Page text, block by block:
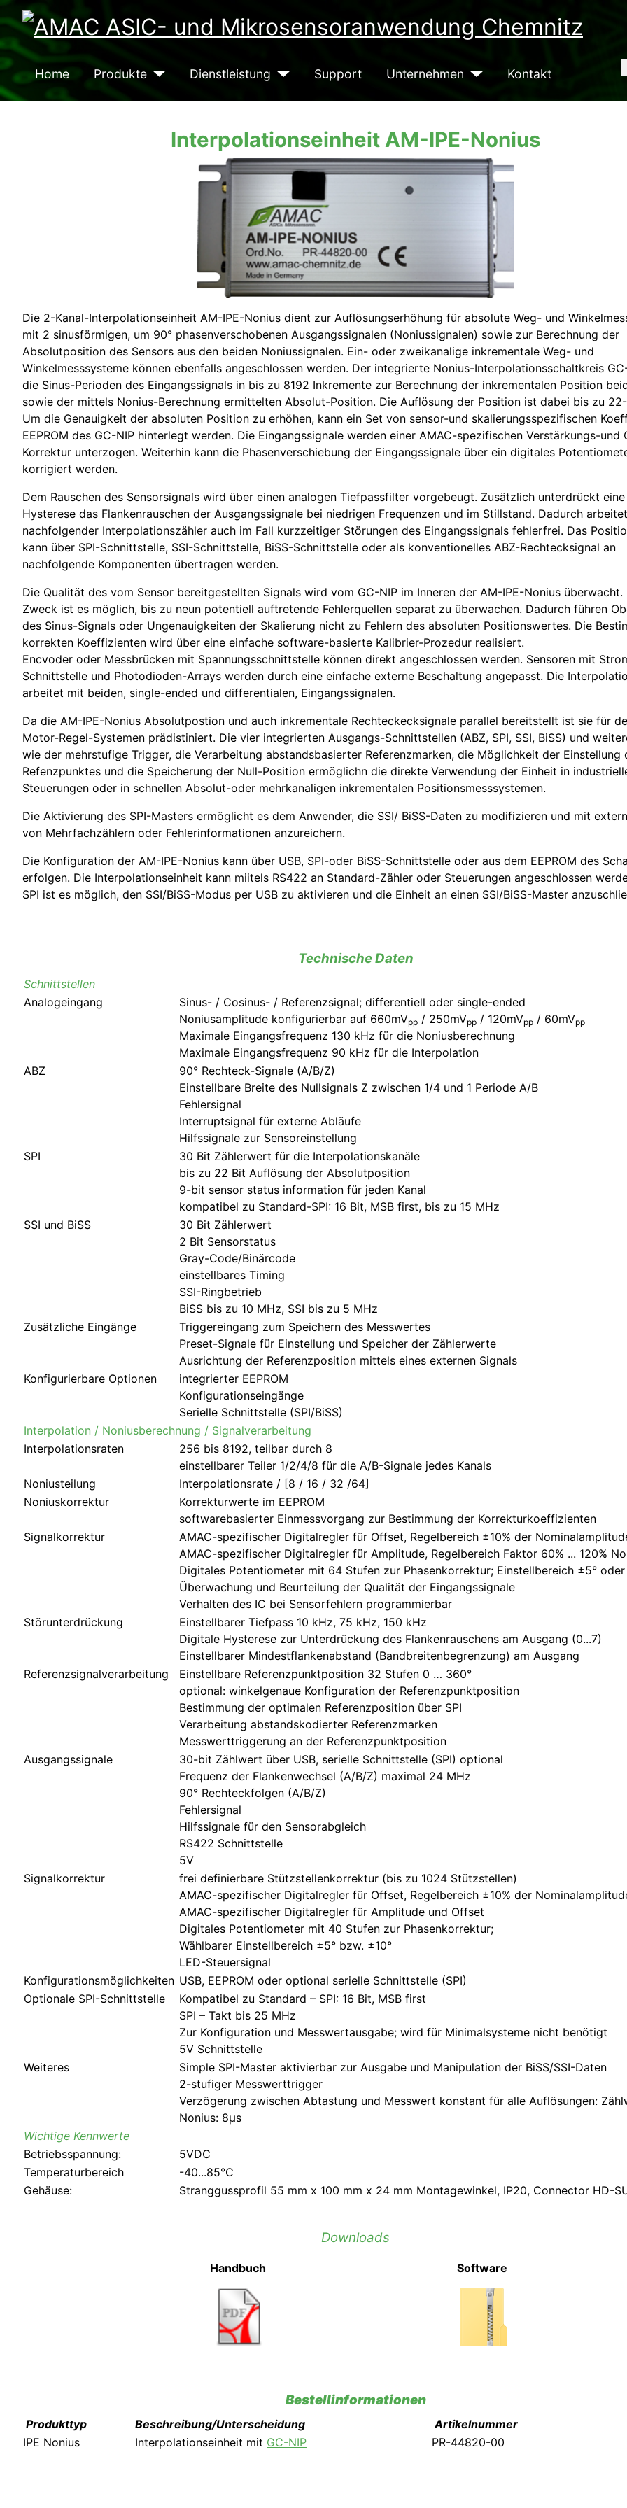
Home Produkte Dienstleistung Support Unternehmen Kontakt
Interpolationseinheit AM-IPE-Nonius
Die 2-Kanal-Interpolationseinheit AM-IPE-Nonius dient zur Auflösungserhöhung für absolute Weg- und
mit 2 sinusförmigen, um 90° phasenverschobenen Ausgangssignalen (Noniussignalen) sowie zur Berechnung der
Absolutposition des Sensors aus den beiden Noniussignalen. Ein- oder zweikanalige inkrementale Weg- und
Winkelmesssysteme können ebenfalls angeschlossen werden. Der integrierte Nonius-Interpolationsschaltkreis
die Sinus-Perioden des Eingangssignals in bis zu 8192 Inkremente zur Berechnung der inkrementalen Position
sowie der mittels Nonius-Berechnung ermittelten Absolut-Position. Die Auflösung der Position ist dabei bis zu
Um die Genauigkeit der absoluten Position zu erhöhen, kann ein Set von sensor-und skalierungsspezifischen
EEPROM des GC-NIP hinterlegt werden. Die Eingangssignale werden einer AMAC-spezifischen Verstärkungs-und
Korrektur unterzogen. Weiterhin kann die Phasenverschiebung der Eingangssignale über ein digitales
korrigiert werden.
Dem Rauschen des Sensorsignals wird über einen analogen Tiefpassfilter vorgebeugt. Zusätzlich unterdrückt
Hysterese das Flankenrauschen der Ausgangssignale bei niedrigen Frequenzen und im Stillstand. Dadurch
nachfolgender Interpolationszähler auch im Fall kurzzeitiger Störungen des Eingangssignals fehlerfrei. Das
kann über SPI-Schnittstelle, SSI-Schnittstelle, BiSS-Schnittstelle oder als konventionelles ABZ-Rechtecksignal an
nachfolgende Komponenten übertragen werden.
Die Qualität des vom Sensor bereitgestellten Signals wird vom GC-NIP im Inneren der AM-IPE-Nonius überwacht.
Zweck ist es möglich, bis zu neun potentiell auftretende Fehlerquellen separat zu überwachen. Dadurch führen
des Sinus-Signals oder Ungenauigkeiten der Skalierung nicht zu Fehlern des absoluten Positionswertes. Die
korrekten Koeffizienten wird über eine einfache software-basierte Kalibrier-Prozedur realisiert.
Encvoder oder Messbrücken mit Spannungsschnittstelle können direkt angeschlossen werden. Sensoren mit
Schnittstelle und Photodioden-Arrays werden durch eine einfache externe Beschaltung angepasst. Die
arbeitet mit beiden, single-ended und differentialen, Eingangssignalen.
Da die AM-IPE-Nonius Absolutpostion und auch inkrementale Rechteckecksignale parallel bereitstellt ist sie für
Motor-Regel-Systemen prädistiniert. Die vier integrierten Ausgangs-Schnittstellen (ABZ, SPI, SSI, BiSS) und
wie der mehrstufige Trigger, die Verarbeitung abstandsbasierter Referenzmarken, die Möglichkeit der Einstellung
Refenzpunktes und die Speicherung der Null-Position ermöglichn die direkte Verwendung der Einheit in
Steuerungen oder in schnellen Absolut-oder mehrkanaligen inkrementalen Positionsmesssystemen.
Die Aktivierung des SPI-Masters ermöglicht es dem Anwender, die SSI/ BiSS-Daten zu modifizieren und mit
von Mehrfachzählern oder Fehlerinformationen anzureichern.
Die Konfiguration der AM-IPE-Nonius kann über USB, SPI-oder BiSS-Schnittstelle oder aus dem EEPROM des
erfolgen. Die Interpolationseinheit kann miitels RS422 an Standard-Zähler oder Steuerungen angeschlossen
SPI ist es möglich, den SSI/BiSS-Modus per USB zu aktivieren und die Einheit an einen SSI/BiSS-Master
Technische Daten
Schnittstellen
Analogeingang
Sinus- / Cosinus- / Referenzsignal; differentiell oder single-ended
Noniusamplitude konfigurierbar auf 660mVpp / 250mVpp / 120mVpp / 60mVpp
Maximale Eingangsfrequenz 130 kHz für die Noniusberechnung
Maximale Eingangsfrequenz 90 kHz für die Interpolation
ABZ
90° Rechteck-Signale (A/B/Z)
Einstellbare Breite des Nullsignals Z zwischen 1/4 und 1 Periode A/B
Fehlersignal
Interruptsignal für externe Abläufe
Hilfssignale zur Sensoreinstellung
SPI
30 Bit Zählerwert für die Interpolationskanäle
bis zu 22 Bit Auflösung der Absolutposition
9-bit sensor status information für jeden Kanal
kompatibel zu Standard-SPI: 16 Bit, MSB first, bis zu 15 MHz
SSI und BiSS
30 Bit Zählerwert
2 Bit Sensorstatus
Gray-Code/Binärcode
einstellbares Timing
SSI-Ringbetrieb
BiSS bis zu 10 MHz, SSI bis zu 5 MHz
Zusätzliche Eingänge
Triggereingang zum Speichern des Messwertes
Preset-Signale für Einstellung und Speicher der Zählerwerte
Ausrichtung der Referenzposition mittels eines externen Signals
Konfigurierbare Optionen
integrierter EEPROM
Konfigurationseingänge
Serielle Schnittstelle (SPI/BiSS)
Interpolation / Noniusberechnung / Signalverarbeitung
Interpolationsraten
256 bis 8192, teilbar durch 8
einstellbarer Teiler 1/2/4/8 für die A/B-Signale jedes Kanals
Noniusteilung
Interpolationsrate / [8 / 16 / 32 /64]
Noniuskorrektur
Korrekturwerte im EEPROM
softwarebasierter Einmessvorgang zur Bestimmung der Korrekturkoeffizienten
Signalkorrektur
AMAC-spezifischer Digitalregler für Offset, Regelbereich ±10% der
AMAC-spezifischer Digitalregler für Amplitude, Regelbereich Faktor 60% ... 120%
Digitales Potentiometer mit 64 Stufen zur Phasenkorrektur; Einstellbereich ±5° oder
Überwachung und Beurteilung der Qualität der Eingangssignale
Verhalten des IC bei Sensorfehlern programmierbar
Störunterdrückung
Einstellbarer Tiefpass 10 kHz, 75 kHz, 150 kHz
Digitale Hysterese zur Unterdrückung des Flankenrauschens am Ausgang (0...7)
Einstellbarer Mindestflankenabstand (Bandbreitenbegrenzung) am Ausgang
Referenzsignalverarbeitung
Einstellbare Referenzpunktposition 32 Stufen 0 … 360°
optional: winkelgenaue Konfiguration der Referenzpunktposition
Bestimmung der optimalen Referenzposition über SPI
Verarbeitung abstandskodierter Referenzmarken
Messwerttriggerung an der Referenzpunktposition
Ausgangssignale
30-bit Zählwert über USB, serielle Schnittstelle (SPI) optional
Frequenz der Flankenwechsel (A/B/Z) maximal 24 MHz
90° Rechteckfolgen (A/B/Z)
Fehlersignal
Hilfssignale für den Sensorabgleich
RS422 Schnittstelle
5V
Signalkorrektur
frei definierbare Stützstellenkorrektur (bis zu 1024 Stützstellen)
AMAC-spezifischer Digitalregler für Offset, Regelbereich ±10% der
AMAC-spezifischer Digitalregler für Amplitude und Offset
Digitales Potentiometer mit 40 Stufen zur Phasenkorrektur;
Wählbarer Einstellbereich ±5° bzw. ±10°
LED-Steuersignal
Konfigurationsmöglichkeiten USB, EEPROM oder optional serielle Schnittstelle (SPI)
Optionale SPI-Schnittstelle
Kompatibel zu Standard – SPI: 16 Bit, MSB first
SPI – Takt bis 25 MHz
Zur Konfiguration und Messwertausgabe; wird für Minimalsysteme nicht benötigt
5V Schnittstelle
Weiteres
Simple SPI-Master aktivierbar zur Ausgabe und Manipulation der BiSS/SSI-Daten
2-stufiger Messwerttrigger
Verzögerung zwischen Abtastung und Messwert konstant für alle Auflösungen:
Nonius: 8µs
Wichtige Kennwerte
Betriebsspannung:
5VDC
Temperaturbereich
-40...85°C
Gehäuse:
Stranggussprofil 55 mm x 100 mm x 24 mm Montagewinkel, IP20, Connector HD-
Downloads
Handbuch Software
Bestellinformationen
Produkttyp Beschreibung/Unterscheidung
Artikelnummer
IPE Nonius
Interpolationseinheit mit GC-NIP PR-44820-00